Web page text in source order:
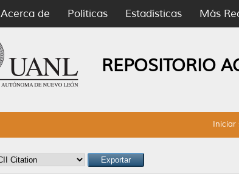
Acerca de Políticas Estadísticas Más
REPOSITORIO
Iniciar